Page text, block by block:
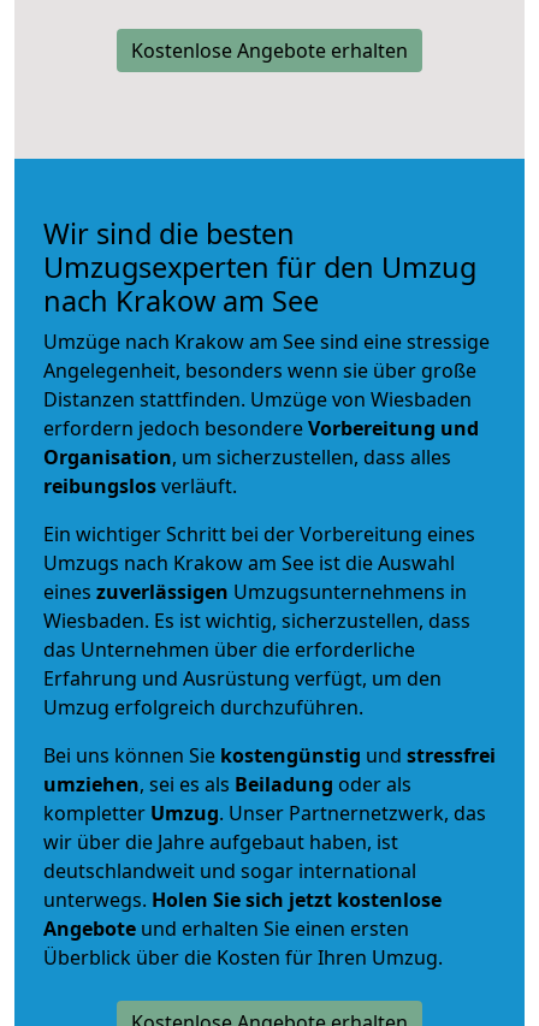
Kostenlose Angebote erhalten
Wir sind die besten
Umzugsexperten für den Umzug
nach Krakow am See
Umzüge nach Krakow am See sind eine stressige
Angelegenheit, besonders wenn sie über große
Distanzen stattfinden. Umzüge von Wiesbaden
erfordern jedoch besondereVorbereitung und
Organisation, um sicherzustellen, dass alles
reibungslosverläuft.
Ein wichtiger Schritt bei der Vorbereitung eines
Umzugs nach Krakow am See ist die Auswahl
eines zuverlässigen Umzugsunternehmens in
Wiesbaden. Es ist wichtig, sicherzustellen, dass
das Unternehmen über die erforderliche
Erfahrung und Ausrüstung verfügt, um den
Umzug erfolgreich durchzuführen.
Bei uns können Sie kostengünstig und stressfrei
umziehen, sei es als Beiladung oder als
kompletter Umzug. Unser Partnernetzwerk, das
wir über die Jahre aufgebaut haben, ist
deutschlandweit und sogar international
unterwegs. Holen Sie sich jetzt kostenlose
Angebote und erhalten Sie einen ersten
Überblick über die Kosten für Ihren Umzug.